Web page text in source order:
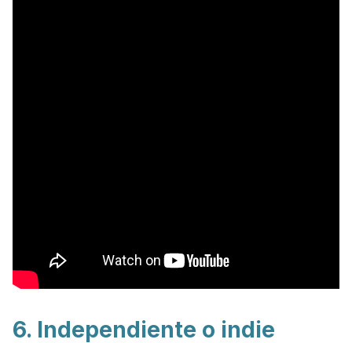
6. Independiente o indie